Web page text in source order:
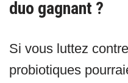
duo gagnant ?
Si vous luttez
probiotiques